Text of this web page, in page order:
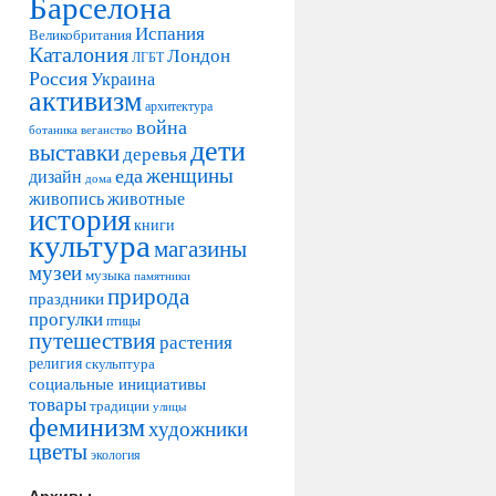
ВеликобританияИспания
Каталония ЛГБТ Лондон
РоссияУкраина
активизм архитектура
ботаника веганство война
выставкидеревьядети
дизайн дома едаженщины
живописьживотные
историякниги
культурамагазины
музеимузыка памятники
праздникиприрода
прогулкиптицы
путешествиярастения
религияскульптура
социальные инициативы
товарытрадиции улицы
феминизмхудожники
цветы экология